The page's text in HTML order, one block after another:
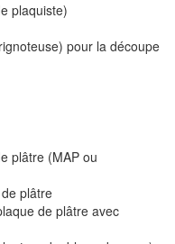
plaquiste)
pour la découpe
plâtre (MAP ou
plâtre
de plâtre avec